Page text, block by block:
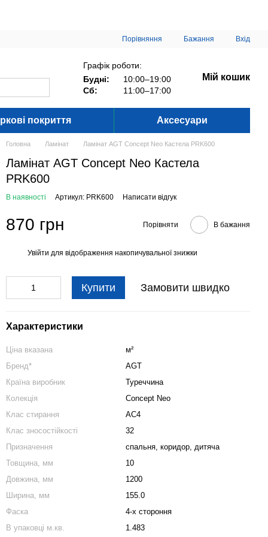
Порівняння Бажання Вхід
Графік роботи:
Будні:
10:00–19:00
Сб:
11:00–17:00
Мій кошик
покриття Аксесуари
Головна Ламінат Ламінат AGT Concept Neo Кастела PRK600
Ламінат AGT Concept Neo Кастела
PRK600
В наявності Артикул: PRK600 Написати відгук
870 грн Порівняти В бажання
Увійти для відображення накопичувальної знижки
Купити Замовити швидко
Характеристики
Ціна вказана
м²
Бренд*
AGT
Країна виробник
Туреччина
Колекція
Concept Neo
Клас стирання
АС4
Клас зносостійкості
32
Призначення
спальня, коридор, дитяча
Товщина, мм
10
Довжина, мм
1200
Ширина, мм
155.0
Фаска
4-х стороння
В упаковці м.кв.
1.483